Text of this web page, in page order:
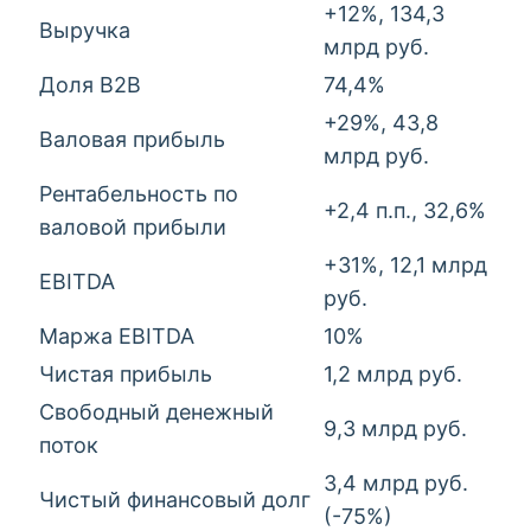
Выручка
+12%, 134,3
млрд руб.
Доля B2B
74,4%
Валовая прибыль
+29%, 43,8
млрд руб.
Рентабельность по
валовой прибыли
+2,4 п.п., 32,6%
EBITDA
+31%, 12,1 млрд
руб.
Маржа EBITDA
10%
Чистая прибыль
1,2 млрд руб.
Свободный денежный
поток
9,3 млрд руб.
Чистый финансовый долг
3,4 млрд руб.
(-75%)